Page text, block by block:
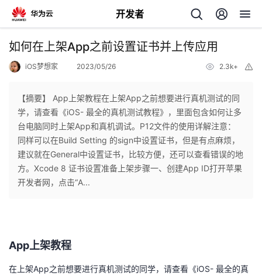
开发者
返
个
人
我
发
如何在上架App之前设置证书并上传应用
iOS梦想家 2023/05/26 2.3k+
【摘要】 ​App上架教程在上架App之前想要进行真机测试的同
学，请查看《iOS- 最全的真机测试教程》，里面包含如何让多
台电脑同时上架App和真机调试。P12文件的使用详解注意：
同样可以在Build Setting 的sign中设置证书，但是有点麻烦，
建议就在General中设置证书，比较方便，还可以查看错误的地
方。Xcode 8 证书设置准备上架步骤一、创建App ID打开苹果
开发者网，点击“A...
App上架教程
在上架App之前想要进行真机测试的同学，请查看《iOS- 最全的真